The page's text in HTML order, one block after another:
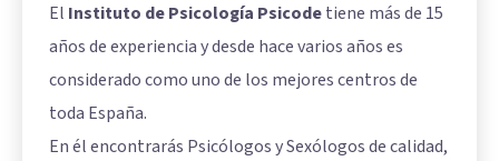
El Instituto de Psicología Psicodetiene más de 15
años de experiencia y desde hace varios años es
considerado como uno de los mejores centros de
toda España.
En él encontrarás Psicólogos y Sexólogos de calidad,